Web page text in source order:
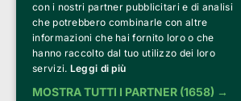
con i nostri partner pubblicitari e di analisi
che potrebbero combinarle con altre
informazioni che hai fornito loro o che
hanno raccolto dal tuo utilizzo dei loro
servizi. Leggi di più
MOSTRA TUTTI I PARTNER (1658) →